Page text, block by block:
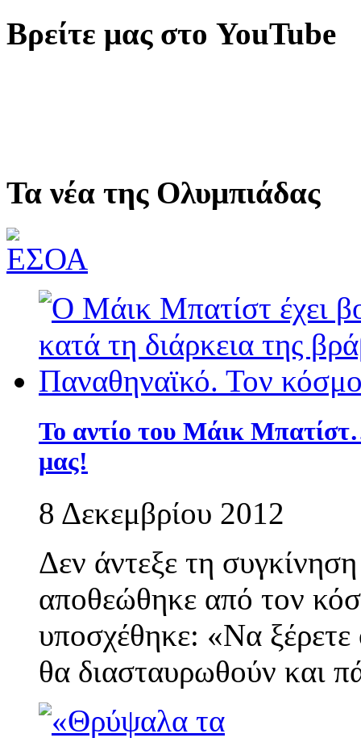
Βρείτε μας στο YouTube
Τα νέα της Ολυμπιάδας
Το αντίο του Μάικ
μας!
8 Δεκεμβρίου 2012
Δεν άντεξε τη
αποθεώθηκε από τον
υποσχέθηκε: «Να ξέρετε
θα διασταυρωθούν και